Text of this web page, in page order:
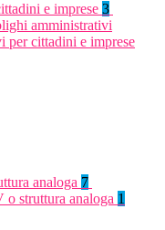
e imprese 3
amministrativi
per cittadini e imprese
analoga 7
struttura analoga 1